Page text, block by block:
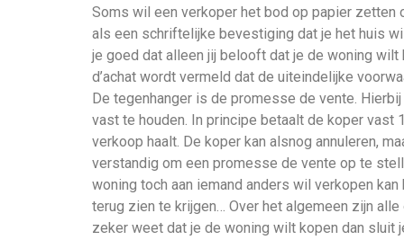
Soms wil een verkoper het bod op papier
als een schriftelijke bevestiging dat je het huis
je goed dat alleen jij belooft dat je de woning
d’achat wordt vermeld dat de uiteindelijke
De tegenhanger is de promesse de vente.
vast te houden. In principe betaalt de koper vast
verkoop haalt. De koper kan alsnog annuleren,
verstandig om een promesse de vente op te
woning toch aan iemand anders wil verkopen
terug zien te krijgen… Over het algemeen zijn
zeker weet dat je de woning wilt kopen dan sluit